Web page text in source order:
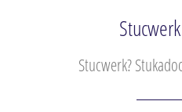
Stucwerk?